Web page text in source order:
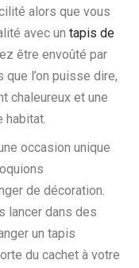
alors que vous
avec un tapis de
être envoûté par
l’on puisse dire,
chaleureux et une
habitat.
occasion unique
de décoration.
lancer dans des
un tapis
du cachet à votre